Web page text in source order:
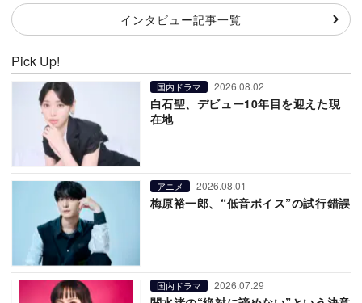
インタビュー記事一覧
Pick Up!
国内ドラマ 2026.08.02
白石聖、デビュー10年目を迎えた現
在地
アニメ 2026.08.01
梅原裕一郎、“低音ボイス”の試行錯誤
国内ドラマ 2026.07.29